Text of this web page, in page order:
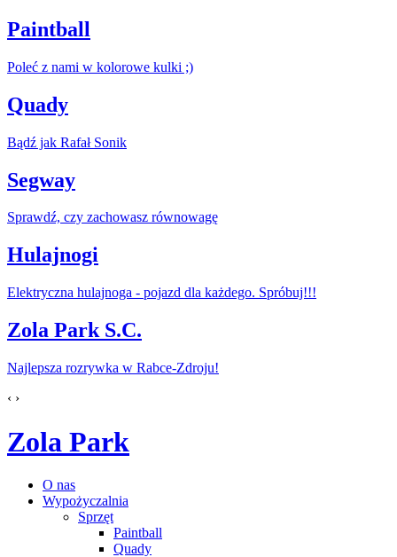
Paintball
Poleć z nami w kolorowe kulki ;)
Quady
Bądź jak Rafał Sonik
Segway
Sprawdź, czy zachowasz równowagę
Hulajnogi
Elektryczna hulajnoga - pojazd dla każdego. Spróbuj!!!
Zola Park S.C.
Najlepsza rozrywka w Rabce-Zdroju!
‹ ›
Zola Park
O nas
Wypożyczalnia
Sprzęt
Paintball
Quady